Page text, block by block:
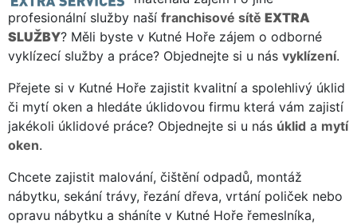
profesionální služby naší franchisové sítě EXTRA
SLUŽBY? Měli byste v Kutné Hoře zájem o odborné
vyklízecí služby a práce? Objednejte si u nás vyklízení.
Přejete si v Kutné Hoře zajistit kvalitní a spolehlivý úklid
či mytí oken a hledáte úklidovou firmu která vám zajistí
jakékoli úklidové práce? Objednejte si u nás úklid a mytí
oken.
Chcete zajistit malování, čištění odpadů, montáž
nábytku, sekání trávy, řezání dřeva, vrtání poliček nebo
opravu nábytku a sháníte v Kutné Hoře řemeslníka,